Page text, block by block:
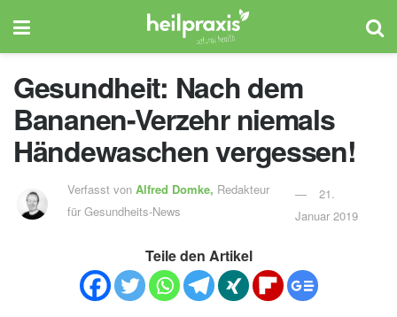
Gesundheit: Nach dem
Bananen-Verzehr niemals
Händewaschen vergessen!
Verfasst von Alfred Domke, Redakteur
für Gesundheits-News
21.
Januar 2019
Teile den Artikel